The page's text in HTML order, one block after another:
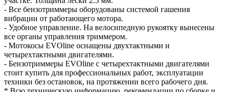
- Все бензотриммеры оборудованы системой гашения
вибрации от работающего мотора.
- Удобное управление. На велосипедную рукоятку вынесены
все органы управления триммером.
- Мотокосы EVOline оснащены двухтактными и
четырехтактными двигателями.
- Бензотриммеры EVOline с четырехтактными двигателями
стоит купить для профессиональных работ, эксплуатации
техники без остановок, на протяжении всего рабочего дня.